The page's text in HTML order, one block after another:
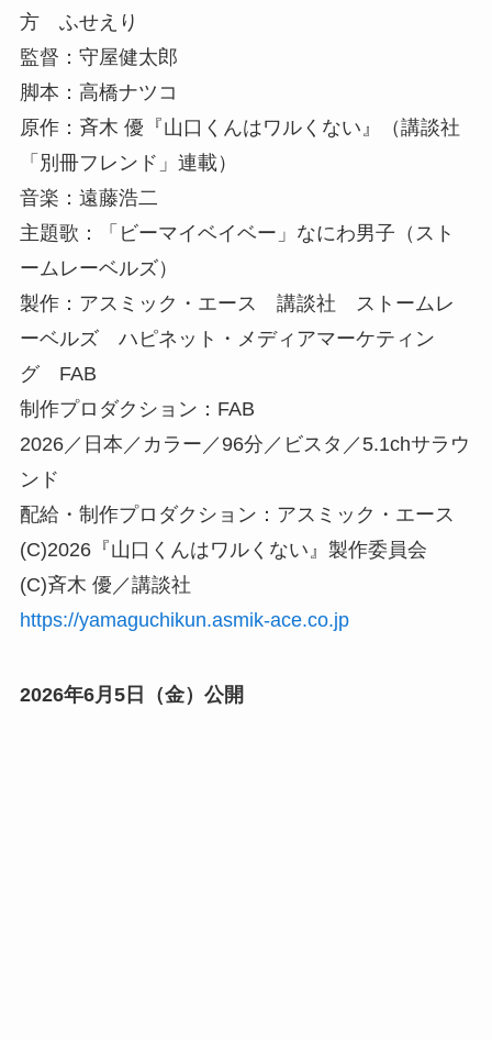
方 ふせえり
監督：守屋健太郎
脚本：高橋ナツコ
原作：斉木 優『山口くんはワルくない』（講談社
「別冊フレンド」連載）
音楽：遠藤浩二
主題歌：「ビーマイベイベー」なにわ男子（スト
ームレーベルズ）
製作：アスミック・エース 講談社 ストームレ
ーベルズ ハピネット・メディアマーケティン
グ FAB
制作プロダクション：FAB
2026／日本／カラー／96分／ビスタ／5.1chサラウ
ンド
配給・制作プロダクション：アスミック・エース
(C)2026『山口くんはワルくない』製作委員会
(C)斉木 優／講談社
https://yamaguchikun.asmik-ace.co.jp
2026年6月5日（金）公開